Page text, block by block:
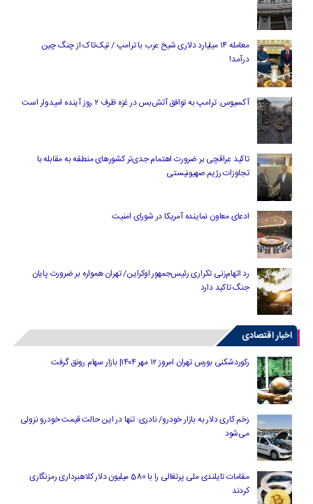
معامله ۱۴ میلیارد دلاری شیخ عرب با ترامپ / تیک‌تاک از چنگ چین
درآمد!
آکسیوس: ترامپ به توافق آتش‌بس در غزه ظرف ۲ روز آینده امیدوار است
تاکید عراقچی بر ضرورت اهتمام جدی‌تر کشورهای منطقه به مقابله با
تجاوزات رژیم صهیونیستی
ادعای معاون نماینده آمریکا در شورای امنیت
رد اتهام‌زنی تکراری رئیس‌جمهور اوکراین/ تهران همواره بر ضرورت پایان
جنگ تاکید دارد
اخبار اقتصادی
رکوردشکنی بورس تهران امروز ۱۲ مهر ۱۴۰۴| بازار سهام رونق گرفت
زخم کاری دلار به بازار خودرو/ نادری: تنها در این حالت قیمت خودرو نزولی
می‌شود
مقامات تایلندی ملی پرتغالی را با 580 میلیون دلار کلاهبرداری رمزنگاری
کردند